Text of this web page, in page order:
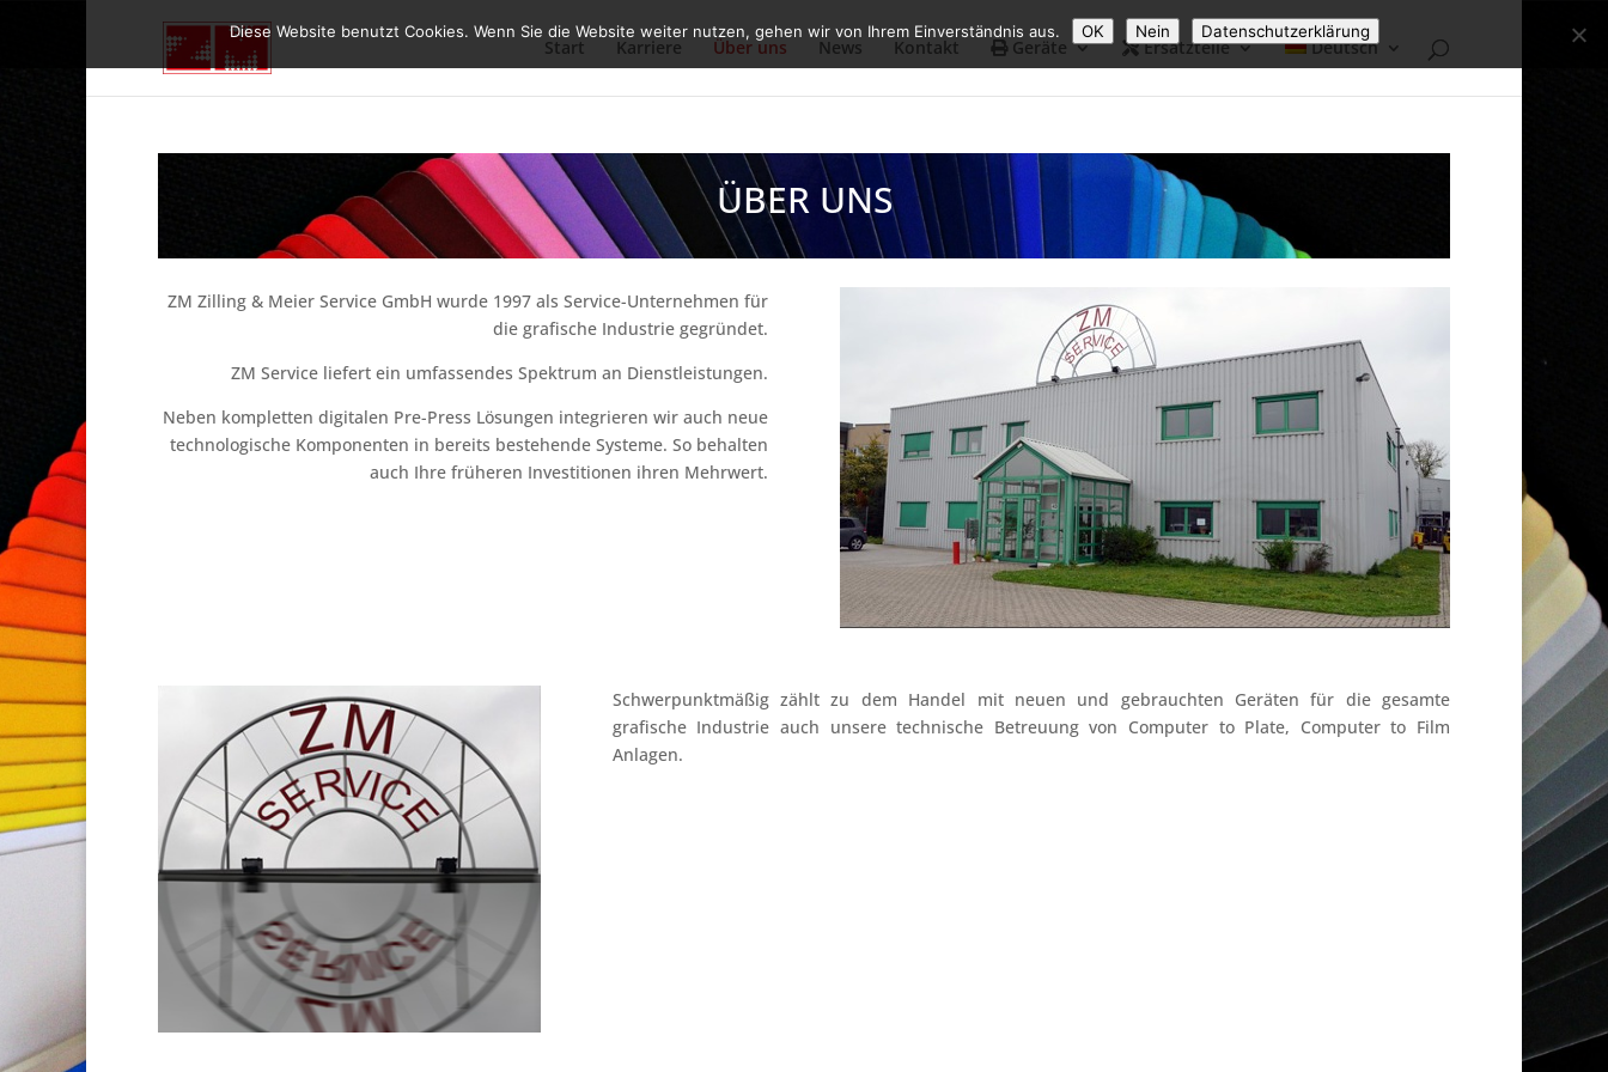
Start Karriere Über uns News Kontakt Geräte Ersatzteile Deutsch
ÜBER UNS
ZM Zilling & Meier Service GmbH wurde 1997 als Service-Unternehmen für
die grafische Industrie gegründet.
ZM Service liefert ein umfassendes Spektrum an Dienstleistungen.
Neben kompletten digitalen Pre-Press Lösungen integrieren wir auch neue
technologische Komponenten in bereits bestehende Systeme. So behalten
auch Ihre früheren Investitionen ihren Mehrwert.
Schwerpunktmäßig zählt zu dem Handel mit neuen und gebrauchten Geräten für die gesamte
grafische Industrie auch unsere technische Betreuung von Computer to Plate, Computer to Film
Anlagen.
Diese Website benutzt Cookies. Wenn Sie die Website weiter nutzen, gehen wir von Ihrem Einverständnis aus. OK Nein Datenschutzerklärung